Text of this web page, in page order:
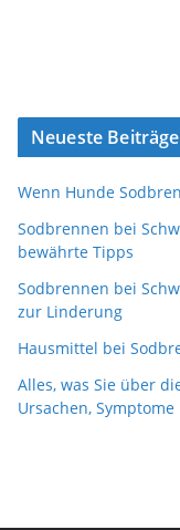
Neueste Beiträge
Wenn Hunde
Sodbrennen bei
bewährte Tipps
Sodbrennen bei
zur Linderung
Hausmittel bei
Alles, was Sie über
Ursachen,